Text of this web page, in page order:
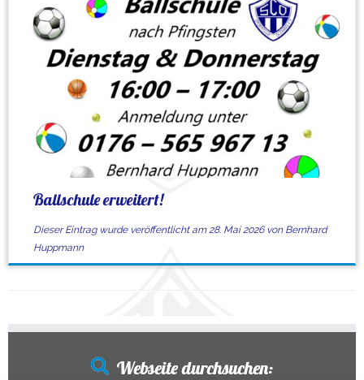
Ballschule erweitert!
Dieser Eintrag wurde veröffentlicht am28. Mai 2026 von Bernhard
Huppmann
Webseite durchsuchen: